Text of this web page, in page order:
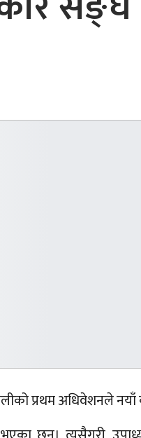
प्रथम अधिवेशनले नयाँ